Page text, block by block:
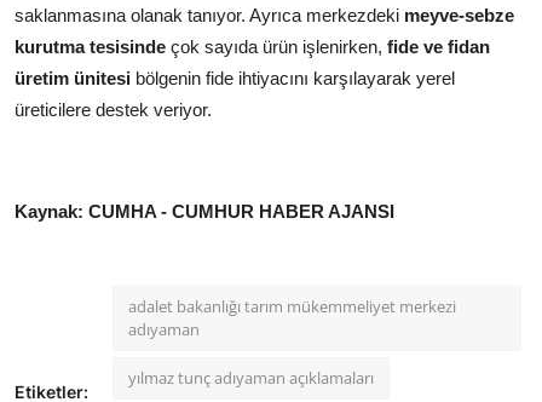
saklanmasına olanak tanıyor. Ayrıca merkezdeki meyve-sebze
kurutma tesisinde çok sayıda ürün işlenirken, fide ve fidan
üretim ünitesi bölgenin fide ihtiyacını karşılayarak yerel
üreticilere destek veriyor.
Kaynak: CUMHA - CUMHUR HABER AJANSI
Etiketler:
adalet bakanlığı tarım mükemmeliyet merkezi
adıyaman
yılmaz tunç adıyaman açıklamaları